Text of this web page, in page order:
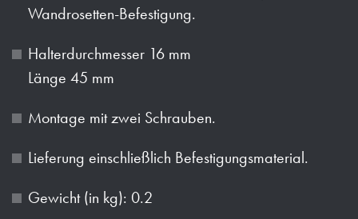
Wandrosetten-Befestigung.
Halterdurchmesser 16 mm
Länge 45 mm
Montage mit zwei Schrauben.
Lieferung einschließlich Befestigungsmaterial.
Gewicht (in kg): 0.2